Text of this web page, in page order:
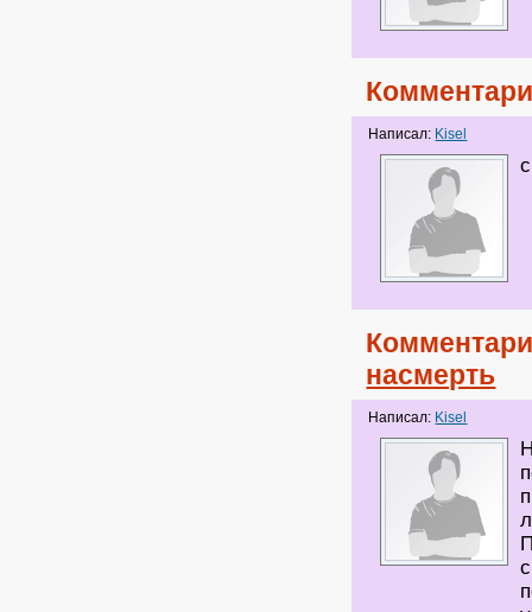
Написал: Kisel
насмерть
Написал: Kisel